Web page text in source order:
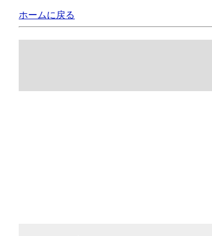
ホームに戻る